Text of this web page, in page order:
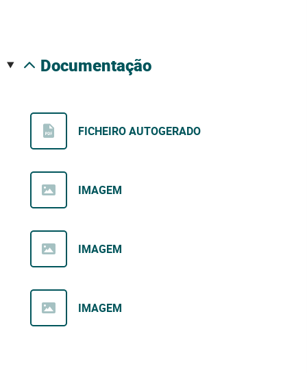
documentação
FICHEIRO AUTOGERADO
IMAGEM
IMAGEM
IMAGEM